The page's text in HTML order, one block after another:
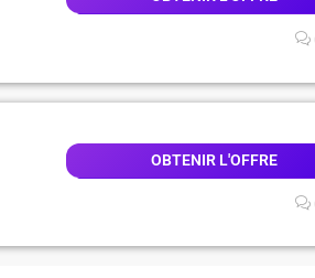
OBTENIR L'OFFRE